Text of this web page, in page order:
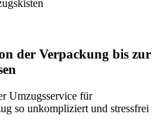
der Verpackung bis zur
Umzugsservice für
so unkompliziert und stressfrei